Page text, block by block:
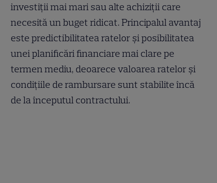
investiții mai mari sau alte achiziții care
necesită un buget ridicat. Principalul avantaj
este predictibilitatea ratelor și posibilitatea
unei planificări financiare mai clare pe
termen mediu, deoarece valoarea ratelor și
condițiile de rambursare sunt stabilite încă
de la începutul contractului.